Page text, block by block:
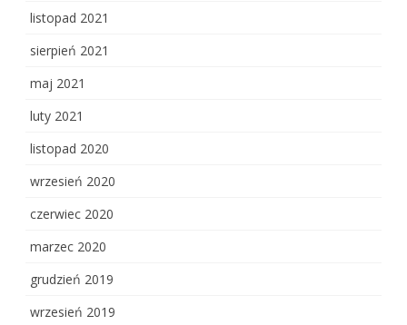
listopad 2021
sierpień 2021
maj 2021
luty 2021
listopad 2020
wrzesień 2020
czerwiec 2020
marzec 2020
grudzień 2019
wrzesień 2019